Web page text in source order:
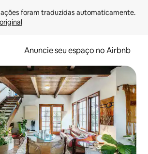
Anuncie seu espaço no Airbnb